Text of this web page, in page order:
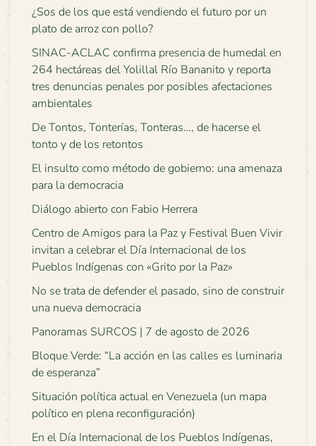
¿Sos de los que está vendiendo el futuro por un
plato de arroz con pollo?
SINAC-ACLAC confirma presencia de humedal en
264 hectáreas del Yolillal Río Bananito y reporta
tres denuncias penales por posibles afectaciones
ambientales
De Tontos, Tonterías, Tonteras…, de hacerse el
tonto y de los retontos
El insulto como método de gobierno: una amenaza
para la democracia
Diálogo abierto con Fabio Herrera
Centro de Amigos para la Paz y Festival Buen Vivir
invitan a celebrar el Día Internacional de los
Pueblos Indígenas con «Grito por la Paz»
No se trata de defender el pasado, sino de construir
una nueva democracia
Panoramas SURCOS | 7 de agosto de 2026
Bloque Verde: “La acción en las calles es luminaria
de esperanza”
Situación política actual en Venezuela (un mapa
político en plena reconfiguración)
En el Día Internacional de los Pueblos Indígenas,